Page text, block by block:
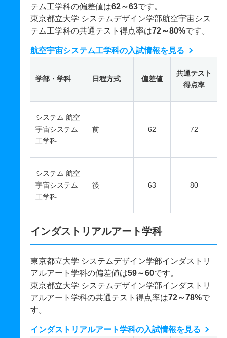
テム工学科の偏差値は62～63です。
東京都立大学 システムデザイン学部航空宇宙シス
テム工学科の共通テスト得点率は72～80%です。
航空宇宙システム工学科の入試情報を見る
学部・学科 日程方式 偏差値
共通テスト
得点率
システム 航空
宇宙システム
工学科
前 62 72
システム 航空
宇宙システム
工学科
後 63 80
インダストリアルアート学科
東京都立大学 システムデザイン学部インダストリ
アルアート学科の偏差値は59～60です。
東京都立大学 システムデザイン学部インダストリ
アルアート学科の共通テスト得点率は72～78%で
す。
インダストリアルアート学科の入試情報を見る